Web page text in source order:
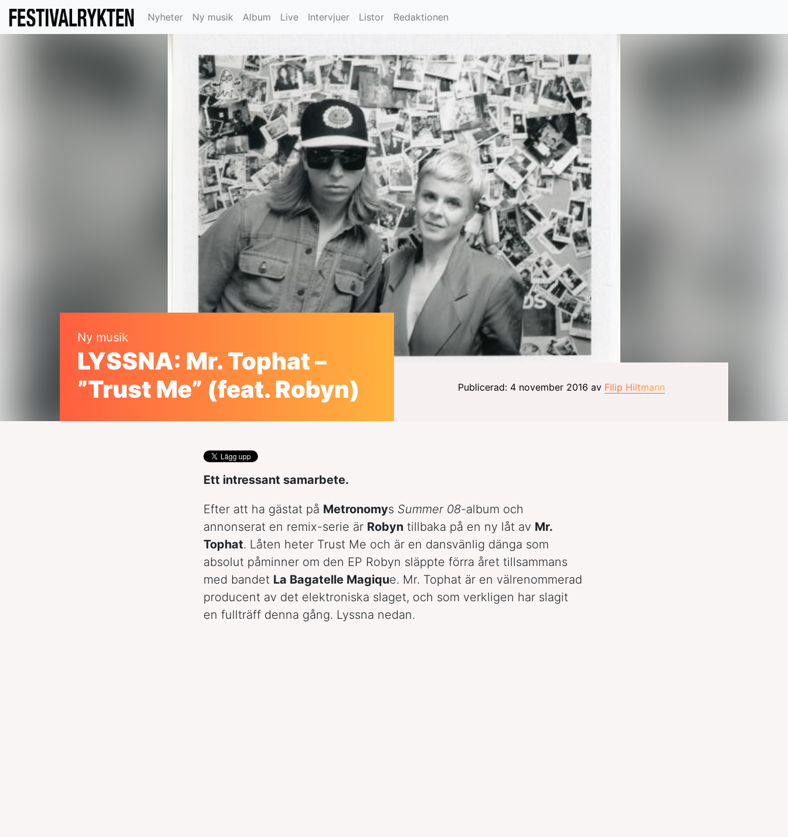
Nyheter Ny musik Album Live Intervjuer Listor Redaktionen
Ny musik
LYSSNA: Mr. Tophat –
”Trust Me” (feat. Robyn)
Publicerad: 4 november 2016 av Filip Hiltmann
Ett intressant samarbete.
Efter att ha gästat på Metronomys Summer 08-album och
annonserat en remix-serie är Robyn tillbaka på en ny låt av Mr.
Tophat. Låten heter Trust Me och är en dansvänlig dänga som
absolut påminner om den EP Robyn släppte förra året tillsammans
med bandet La Bagatelle Magique. Mr. Tophat är en välrenommerad
producent av det elektroniska slaget, och som verkligen har slagit
en fullträff denna gång. Lyssna nedan.